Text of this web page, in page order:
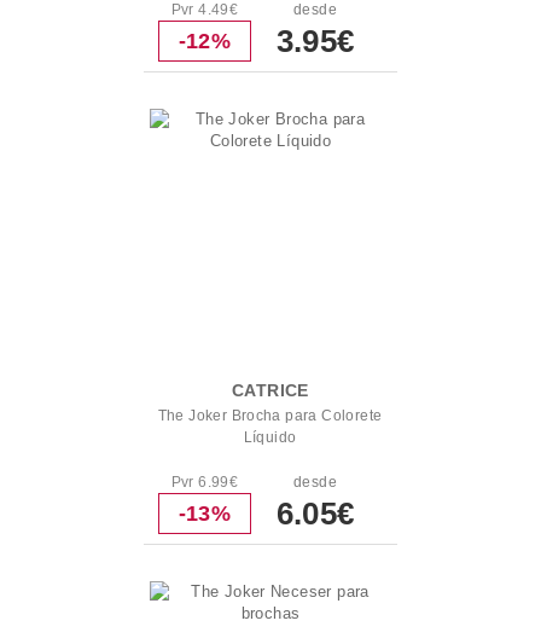
Pvr 4.49€
-12%
desde
3.95€
CATRICE
The Joker Brocha para Colorete
Líquido
Pvr 6.99€
-13%
desde
6.05€